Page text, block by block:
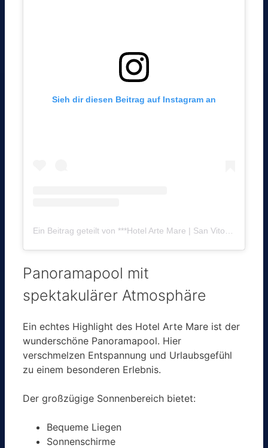
Sieh dir diesen Beitrag auf Instagram an
Ein Beitrag geteilt von ***Hotel Arte Mare | San Vito Lo Capo (@hotelartemare)
Panoramapool mit
spektakulärer Atmosphäre
Ein echtes Highlight des Hotel Arte Mare ist der
wunderschöne Panoramapool. Hier
verschmelzen Entspannung und Urlaubsgefühl
zu einem besonderen Erlebnis.
Der großzügige Sonnenbereich bietet:
Bequeme Liegen
Sonnenschirme